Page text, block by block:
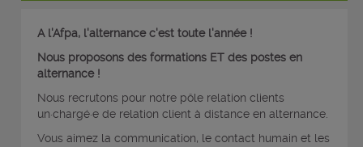
A l'Afpa, l'alternance c'est toute l'année !
Nous proposons des formations ET des postes en
alternance !
Nous recrutons pour notre pôle relation clients
un·chargé·e de relation client à distance en alternance.
Vous aimez la communication, le contact humain et les